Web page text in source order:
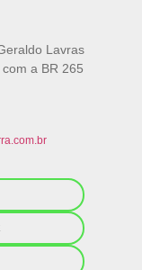
Lavras
a BR 265